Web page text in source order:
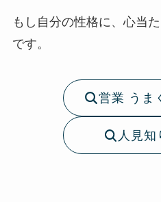
もし自分の性格に、心当
です。
営業 うま
人見知